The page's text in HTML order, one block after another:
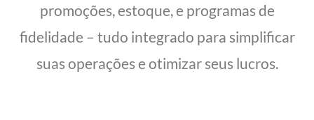
promoções, estoque, e programas de
fidelidade – tudo integrado para simplificar
suas operações e otimizar seus lucros.